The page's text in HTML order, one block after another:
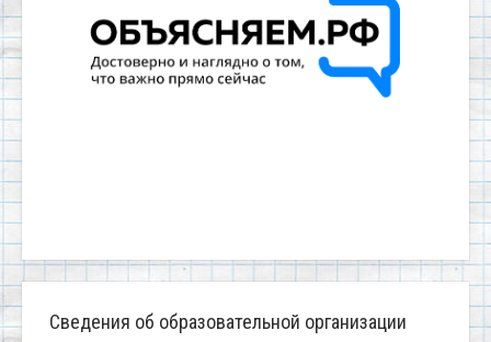
Сведения об образовательной организации